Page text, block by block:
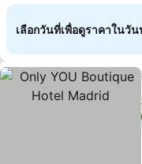
เลือกวันที่เพื่อดูราคาในวั